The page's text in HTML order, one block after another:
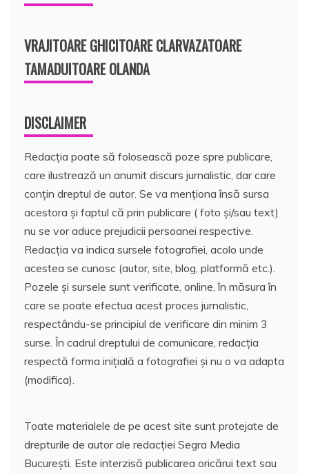
VRAJITOARE GHICITOARE CLARVAZATOARE
TAMADUITOARE OLANDA
DISCLAIMER
Redacția poate să folosească poze spre publicare,
care ilustrează un anumit discurs jurnalistic, dar care
conțin dreptul de autor. Se va menționa însă sursa
acestora și faptul că prin publicare ( foto și/sau text)
nu se vor aduce prejudicii persoanei respective.
Redacția va indica sursele fotografiei, acolo unde
acestea se cunosc (autor, site, blog, platformă etc.).
Pozele și sursele sunt verificate, online, în măsura în
care se poate efectua acest proces jurnalistic,
respectându-se principiul de verificare din minim 3
surse. În cadrul dreptului de comunicare, redacția
respectă forma inițială a fotografiei și nu o va adapta
(modifica).
Toate materialele de pe acest site sunt protejate de
drepturile de autor ale redacției Segra Media
București. Este interzisă publicarea oricărui text sau